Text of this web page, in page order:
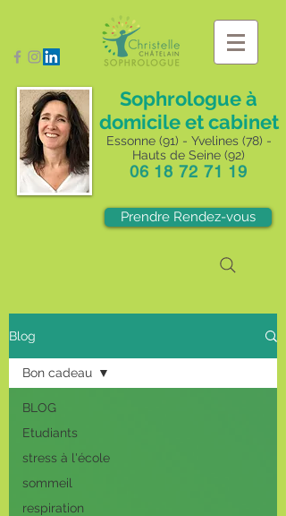
Sophrologue à
domicile et cabinet
Essonne (91) - Yvelines (78) -
Hauts de Seine (92)
06 18 72 71 19
Prendre Rendez-vous
Blog
BLOG
Etudiants
stress à l'école
sommeil
respiration
Bon cadeau